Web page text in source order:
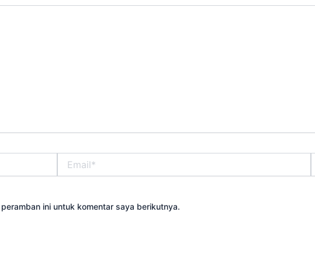
ini untuk komentar saya berikutnya.